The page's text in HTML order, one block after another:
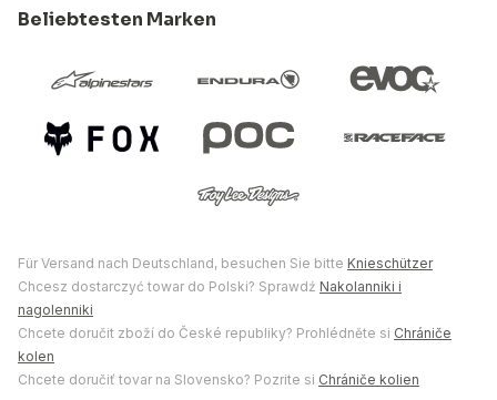
Beliebtesten Marken
Für Versand nach Deutschland, besuchen Sie bitte Knieschützer
Chcesz dostarczyć towar do Polski? Sprawdź Nakolanniki i
nagolenniki
Chcete doručit zboží do České republiky? Prohlédněte si Chrániče
kolen
Chcete doručiť tovar na Slovensko? Pozrite si Chrániče kolien